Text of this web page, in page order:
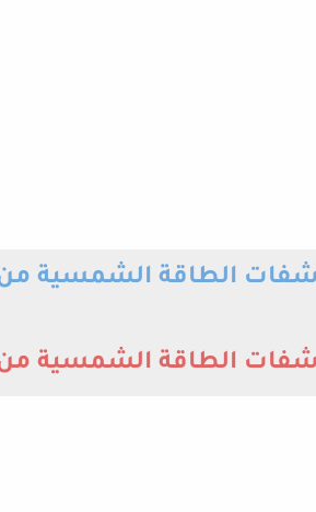
الطاقة الشمسية من
الطاقة الشمسية من